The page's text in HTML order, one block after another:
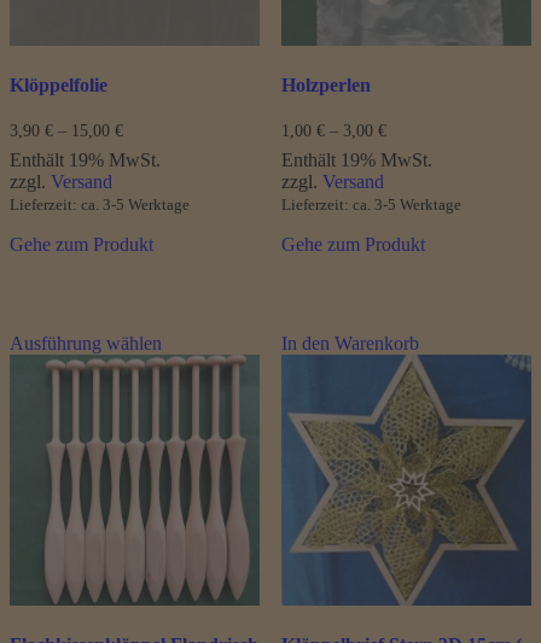
werden
Klöppelfolie
3,90 € – 15,00 €Preisspanne:
3,90 €
bis
Enthält 19% MwSt.
zzgl. Versand
Lieferzeit: ca. 3-5 Werktage
Gehe zum Produkt
werden
Holzperlen
1,00 € – 3,00 €Preisspanne:
1,00 €
bis
Enthält 19% MwSt.
zzgl. Versand
Lieferzeit: ca. 3-5 Werktage
Gehe zum Produkt
Ausführung wählenProdukt
weist
Die
Optionen
können
auf
gewählt
werden
In den Warenkorb